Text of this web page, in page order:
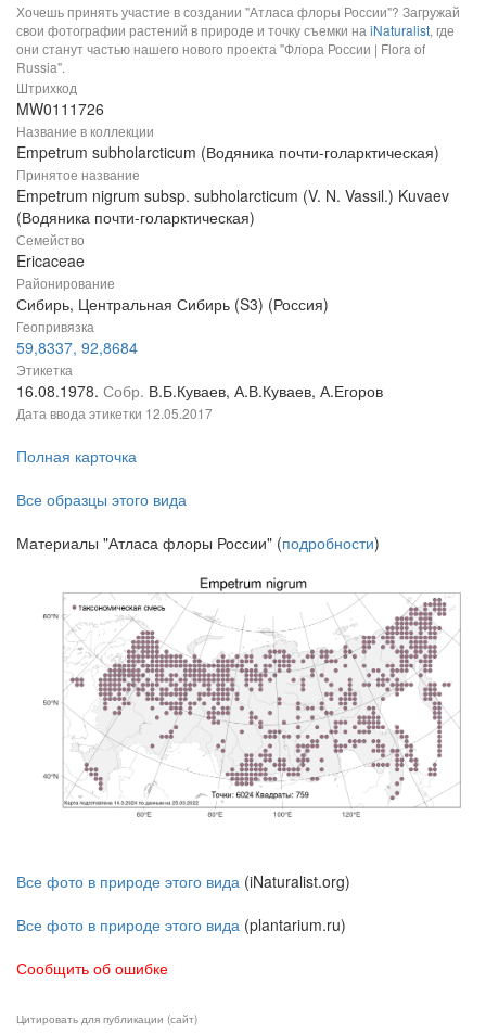
Хочешь принять участие в создании "Атласа флоры России"? Загружай
свои фотографии растений в природе и точку съемки на iNaturalist, где
они станут частью нашего нового проекта "Флора России | Flora of
Russia".
Штрихкод
MW0111726
Название в коллекции
Empetrum subholarcticum (Водяника почти-голарктическая)
Принятое название
Empetrum nigrum subsp. subholarcticum (V. N. Vassil.) Kuvaev
(Водяника почти-голарктическая)
Семейство
Ericaceae
Районирование
Сибирь, Центральная Сибирь (S3) (Россия)
Геопривязка
59,8337, 92,8684
Этикетка
16.08.1978. Собр. В.Б.Куваев, А.В.Куваев, А.Егоров
Дата ввода этикетки 12.05.2017
Полная карточка
Все образцы этого вида
Материалы "Атласа флоры России" (подробности)
Все фото в природе этого вида (iNaturalist.org)
Все фото в природе этого вида (plantarium.ru)
Сообщить об ошибке
Цитировать для публикации (сайт)